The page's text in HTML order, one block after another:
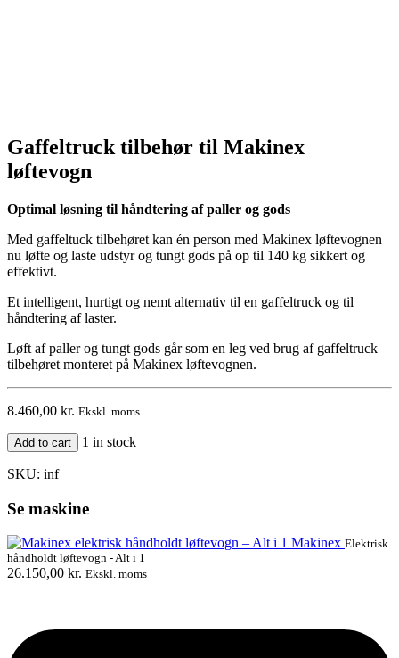
Gaffeltruck tilbehør til Makinex
løftevogn
Optimal løsning til håndtering af paller og gods
Med gaffeltuck tilbehøret kan én person med Makinex løftevognen
nu løfte og laste udstyr og tungt gods på op til 140 kg sikkert og
effektivt.
Et intelligent, hurtigt og nemt alternativ til en gaffeltruck og til
håndtering af laster.
Løft af paller og tungt gods går som en leg ved brug af gaffeltruck
tilbehøret monteret på Makinex løftevognen.
8.460,00 kr. Ekskl. moms
Gaffeltruck
tilbehør
til
løftevogn
Add to cart 1 in stock
SKU: inf
Se maskine
Makinex Elektrisk
håndholdt løftevogn - Alt i 1
26.150,00 kr. Ekskl. moms